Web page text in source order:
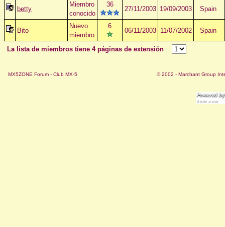
betty
Miembro
conocido
36
27/11/2003 19/09/2003 Spain
Bito
Nuevo
miembro
6
06/11/2003 11/07/2002 Spain
La lista de miembros tiene 4 páginas de extensión
MX5ZONE Forum - Club MX-5 © 2002 - Marchant Group